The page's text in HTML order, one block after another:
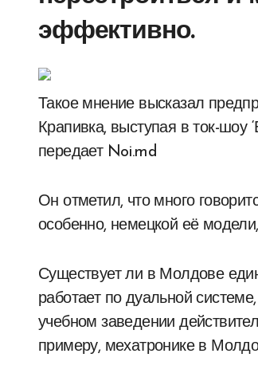
эффективно.
Такое мнение высказал предприниматель, президент клуба деловых людей Timpul Игорь
Крапивка, выступая в ток-шоу
передает Noi.md
Он отметил, что много
особенно, немецкой её
Существует ли в Молдове
работает по дуальной
учебном заведении
примеру, мехатронике в